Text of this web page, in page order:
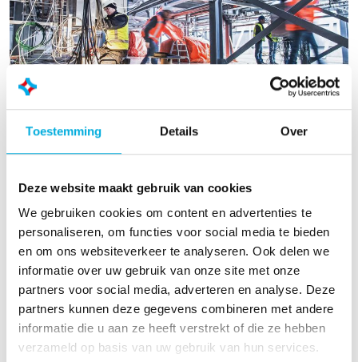
Toestemming Details Over
Deze website maakt gebruik van cookies
We gebruiken cookies om content en advertenties te
personaliseren, om functies voor social media te bieden
en om ons websiteverkeer te analyseren. Ook delen we
informatie over uw gebruik van onze site met onze
partners voor social media, adverteren en analyse. Deze
partners kunnen deze gegevens combineren met andere
informatie die u aan ze heeft verstrekt of die ze hebben
verzameld op basis van uw gebruik van hun services.
NEN 3140 inspecties
elektrisch veilige werksituatie te creëren. De
het waarborgen van deze elektrische veiligheid.
Batenburg Digit kan voor u de verplichte
periodieke NEN 3140 inspectie van
laagspanningsinstallaties uitvoeren.
Het doel van de NEN 3140 inspectie is te
controleren of de elektrische installatie voldoet
aan de technische- en veiligheidsvoorschriften,